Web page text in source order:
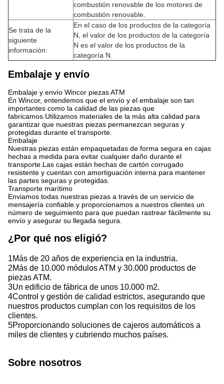
combustión renovable de los motores de
combustión renovable.
Se trata de la
siguiente
información:
En el caso de los productos de la categoría
N, el valor de los productos de la categoría
N es el valor de los productos de la
categoría N.
Embalaje y envío
Embalaje y envío Wincor piezas ATM
En Wincor, entendemos que el envío y el embalaje son tan
importantes como la calidad de las piezas que
fabricamos.Utilizamos materiales de la más alta calidad para
garantizar que nuestras piezas permanezcan seguras y
protegidas durante el transporte.
Embalaje
Nuestras piezas están empaquetadas de forma segura en cajas
hechas a medida para evitar cualquier daño durante el
transporte.Las cajas están hechas de cartón corrugado
resistente y cuentan con amortiguación interna para mantener
las partes seguras y protegidas.
Transporte marítimo
Enviamos todas nuestras piezas a través de un servicio de
mensajería confiable.y proporcionamos a nuestros clientes un
número de seguimiento para que puedan rastrear fácilmente su
envío y asegurar su llegada segura.
¿Por qué nos eligió?
1Más de 20 años de experiencia en la industria.
2Más de 10.000 módulos ATM y 30.000 productos de
piezas ATM.
3Un edificio de fábrica de unos 10.000 m2.
4Control y gestión de calidad estrictos, asegurando que
nuestros productos cumplan con los requisitos de los
clientes.
5Proporcionando soluciones de cajeros automáticos a
miles de clientes y cubriendo muchos países.
Sobre nosotros